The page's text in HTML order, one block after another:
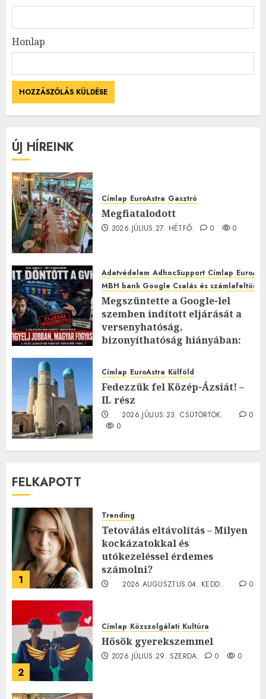
Honlap
ÚJ HÍREINK
Címlap EuroAstra Gasztró
Megfiatalodott
2026.JÚLIUS.27. HÉTFŐ. 0 0
Adatvédelem AdhocSupport Címlap
MBH bank Google Csalás és
Megszüntette a Google-lel
szemben indított eljárását a
versenyhatóság,
bizonyíthatóság hiányában:
2026.JÚLIUS.23. CSÜTÖRTÖK.
0
Címlap EuroAstra Külföld
Fedezzük fel Közép-Ázsiát! –
II. rész
2026.JÚLIUS.23. CSÜTÖRTÖK.
0
0
FELKAPOTT
1
Trending
Tetoválás eltávolítás – Milyen
kockázatokkal és
utókezeléssel érdemes
számolni?
2026.AUGUSZTUS.04. KEDD.
0
2
Címlap Közszolgálati Kultúra
Hősök gyerekszemmel
2026.JÚLIUS.29. SZERDA. 0 0